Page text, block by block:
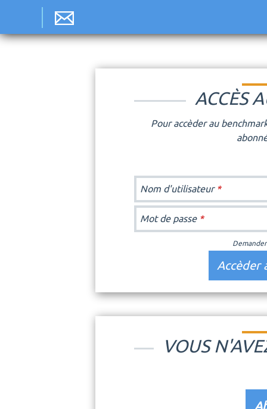
ACCÈS
Pour accèder au
Nom d'utilisateur *
Mot de passe *
VOUS